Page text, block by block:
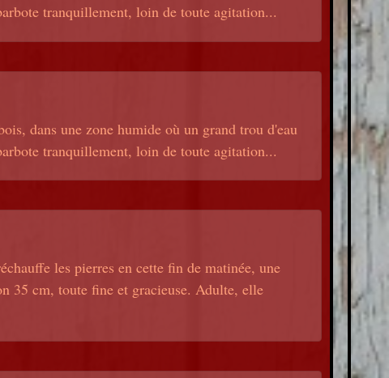
tranquillement, loin de toute agitation...
dans une zone humide où un grand trou d'eau
tranquillement, loin de toute agitation...
les pierres en cette fin de matinée, une
35 cm, toute fine et gracieuse. Adulte, elle